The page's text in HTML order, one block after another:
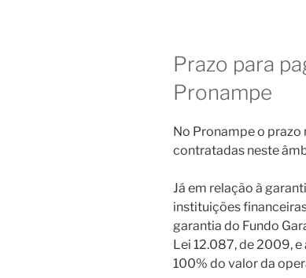
Prazo para
Pronampe
No Pronampe o
contratadas neste
Já em relação à
instituições
garantia do Fundo
Lei 12.087, de 2009,
100% do valor da